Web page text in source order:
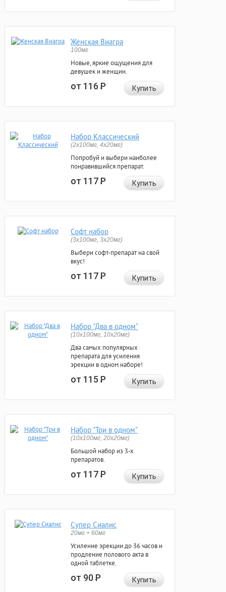
Женская Виагра
100мг
Новые, яркие ощущения для
девушек и женщин.
от 116Р Купить
Набор Классический
(2x100мг, 4x20мг)
Попробуй и выбери наиболее
понравившийся препарат.
от 117Р Купить
Софт набор
(3x100мг, 3x20мг)
Выбери софт-препарат на свой
вкус!
от 117Р Купить
Набор "Два в одном"
(10x100мг, 10x20мг)
Два самых популярных
препарата для усиления
эрекции в одном наборе!
от 115Р Купить
Набор "Три в одном"
(10x100мг, 20x20мг)
Большой набор из 3-х
препаратов.
от 117Р Купить
Супер Сиалис
20мг + 60мг
Усиление эрекции до 36 часов и
продление полового акта в
одной таблетке.
от 90Р Купить